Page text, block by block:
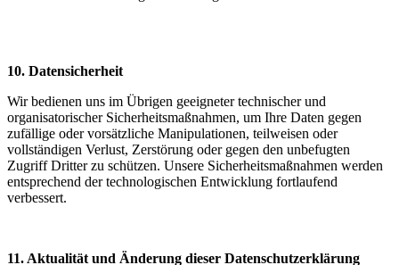
10. Datensicherheit
Wir bedienen uns im Übrigen geeigneter technischer und
organisatorischer Sicherheitsmaßnahmen, um Ihre Daten gegen
zufällige oder vorsätzliche Manipulationen, teilweisen oder
vollständigen Verlust, Zerstörung oder gegen den unbefugten
Zugriff Dritter zu schützen. Unsere Sicherheitsmaßnahmen werden
entsprechend der technologischen Entwicklung fortlaufend
verbessert.
11. Aktualität und Änderung dieser Datenschutzerklärung